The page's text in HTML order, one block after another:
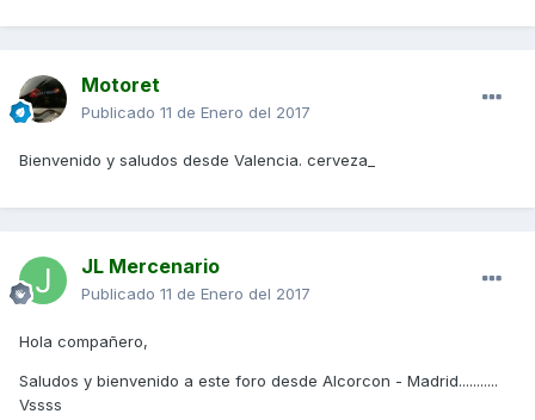
Motoret
Publicado 11 de Enero del 2017
Bienvenido y saludos desde Valencia. cerveza_
JL Mercenario
Publicado 11 de Enero del 2017
Hola compañero,
Saludos y bienvenido a este foro desde Alcorcon - Madrid...........
Vssss